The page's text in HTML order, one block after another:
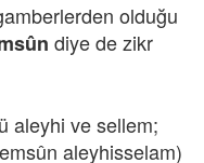
olduğu
diye de zikr
aleyhi ve sellem;
aleyhisselam)